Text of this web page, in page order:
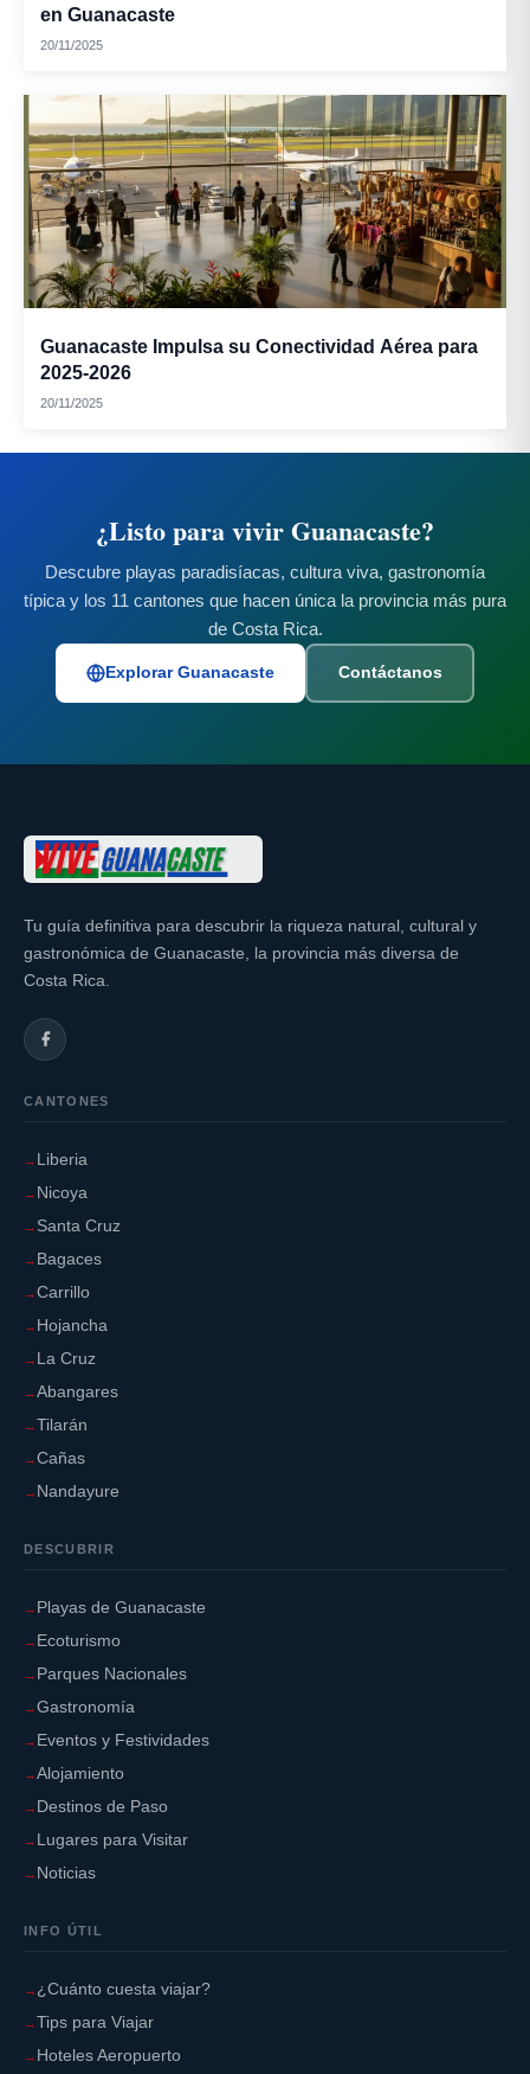
en Guanacaste
20/11/2025
Guanacaste Impulsa su Conectividad Aérea para
2025-2026
20/11/2025
¿Listo para vivir Guanacaste?
Descubre playas paradisíacas, cultura viva, gastronomía
típica y los 11 cantones que hacen única la provincia más pura
de Costa Rica.
Explorar Guanacaste Contáctanos
Tu guía definitiva para descubrir la riqueza natural, cultural y
gastronómica de Guanacaste, la provincia más diversa de
Costa Rica.
CANTONES
Liberia
Nicoya
Santa Cruz
Bagaces
Carrillo
Hojancha
La Cruz
Abangares
Tilarán
Cañas
Nandayure
DESCUBRIR
Playas de Guanacaste
Ecoturismo
Parques Nacionales
Gastronomía
Eventos y Festividades
Alojamiento
Destinos de Paso
Lugares para Visitar
Noticias
INFO ÚTIL
¿Cuánto cuesta viajar?
Tips para Viajar
Hoteles Aeropuerto